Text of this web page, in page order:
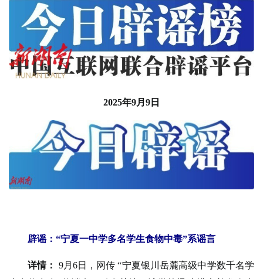
2025年9月9日
辟谣：“宁夏一中学多名学生食物中毒”系谣言
详情：
9月6日，网传 “宁夏银川岳麓高级中学数千名学